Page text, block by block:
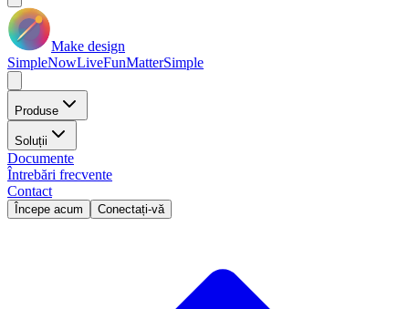
Make design
SimpleNowLiveFunMatterSimple
Produse
Soluții
Documente
Întrebări frecvente
Contact
Începe acum Conectați-vă